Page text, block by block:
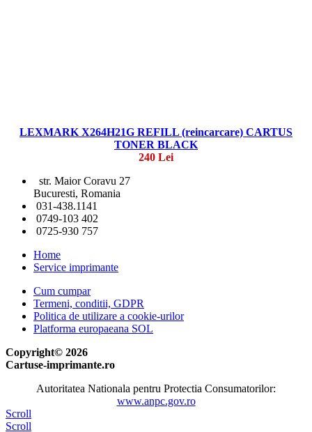
LEXMARK X264H21G REFILL (reincarcare) CARTUS
TONER BLACK
240 Lei
str. Maior Coravu 27
Bucuresti, Romania
031-438.1141
0749-103 402
0725-930 757
Home
Service imprimante
Cum cumpar
Termeni, conditii, GDPR
Politica de utilizare a cookie-urilor
Platforma europaeana SOL
Copyright© 2026
Cartuse-imprimante.ro
Autoritatea Nationala pentru Protectia Consumatorilor:
www.anpc.gov.ro
Scroll
Scroll